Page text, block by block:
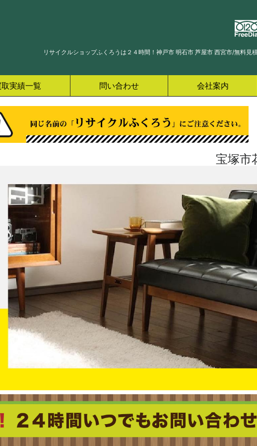
リサイクルショップふくろうは２４時間！神戸市 明石市 芦屋市 西宮市/無料見
実績一覧 問い合わせ 会社案内
宝塚市